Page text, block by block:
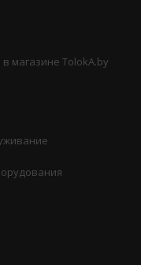
магазине TolokA.by